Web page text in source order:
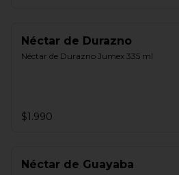
Néctar de Durazno
Néctar de Durazno Jumex 335 ml
$1.990
Néctar de Guayaba